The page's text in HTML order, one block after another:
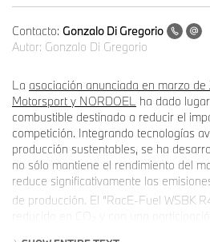
Contacto: Gonzalo Di Gregorio
Autor: Gonzalo Di Gregorio
La asociación anunciada en marzo
Motorsport y NORDOEL ha dado
combustible destinado a reducir el
competición. Integrando tecnologías
producción sustentables, se ha
no sólo mantiene el rendimiento del
reduce significativamente las
de producción. El “RacE-Fuel WSBK